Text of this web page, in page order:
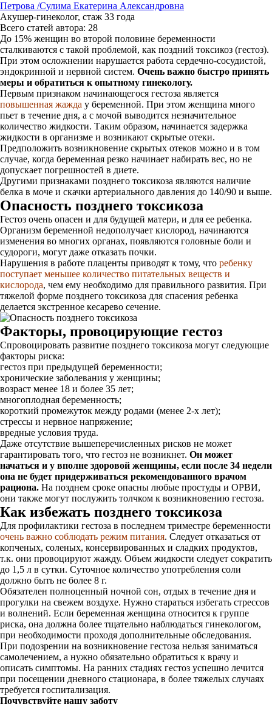
Петрова /Сулима Екатерина Александровна
Акушер-гинеколог, стаж 33 года
Всего статей автора: 28
До 15% женщин во второй половине беременности
сталкиваются с такой проблемой, как поздний токсикоз (гестоз).
При этом осложнении нарушается работа сердечно-сосудистой,
эндокринной и нервной систем. Очень важно быстро принять
меры и обратиться к опытному гинекологу.
Первым признаком начинающегося гестоза является
повышенная жажда у беременной. При этом женщина много
пьет в течение дня, а с мочой выводится незначительное
количество жидкости. Таким образом, начинается задержка
жидкости в организме и возникают скрытые отеки.
Предположить возникновение скрытых отеков можно и в том
случае, когда беременная резко начинает набирать вес, но не
допускает погрешностей в диете.
Другими признаками позднего токсикоза являются наличие
белка в моче и скачки артериального давления до 140/90 и выше.
Опасность позднего токсикоза
Гестоз очень опасен и для будущей матери, и для ее ребенка.
Организм беременной недополучает кислород, начинаются
изменения во многих органах, появляются головные боли и
судороги, могут даже отказать почки.
Нарушения в работе плаценты приводят к тому, что ребенку
поступает меньшее количество питательных веществ и
кислорода, чем ему необходимо для правильного развития. При
тяжелой форме позднего токсикоза для спасения ребенка
делается экстренное кесарево сечение.
Факторы, провоцирующие гестоз
Спровоцировать развитие позднего токсикоза могут следующие
факторы риска:
гестоз при предыдущей беременности;
хронические заболевания у женщины;
возраст менее 18 и более 35 лет;
многоплодная беременность;
короткий промежуток между родами (менее 2-х лет);
стрессы и нервное напряжение;
вредные условия труда.
Даже отсутствие вышеперечисленных рисков не может
гарантировать того, что гестоз не возникнет. Он может
начаться и у вполне здоровой женщины, если после 34 недели
она не будет придерживаться рекомендованного врачом
рациона. На позднем сроке опасны любые простуды и ОРВИ,
они также могут послужить толчком к возникновению гестоза.
Как избежать позднего токсикоза
Для профилактики гестоза в последнем триместре беременности
очень важно соблюдать режим питания. Следует отказаться от
копченых, соленых, консервированных и сладких продуктов,
т.к. они провоцируют жажду. Объем жидкости следует сократить
до 1,5 л в сутки. Суточное количество употребления соли
должно быть не более 8 г.
Обязателен полноценный ночной сон, отдых в течение дня и
прогулки на свежем воздухе. Нужно стараться избегать стрессов
и волнений. Если беременная женщина относится к группе
риска, она должна более тщательно наблюдаться гинекологом,
при необходимости проходя дополнительные обследования.
При подозрении на возникновение гестоза нельзя заниматься
самолечением, а нужно обязательно обратиться к врачу и
описать симптомы. На ранних стадиях гестоз успешно лечится
при посещении дневного стационара, в более тяжелых случаях
требуется госпитализация.
Почувствуйте нашу заботу